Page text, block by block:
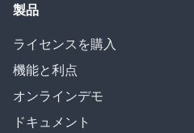
製品
ライセンスを購入
機能と利点
オンラインデモ
ドキュメント